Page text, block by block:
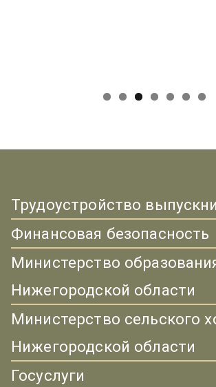
Трудоустройство
Финансовая безопасность
Министерство
Нижегородской области
Министерство сельского
Нижегородской области
Госуслуги